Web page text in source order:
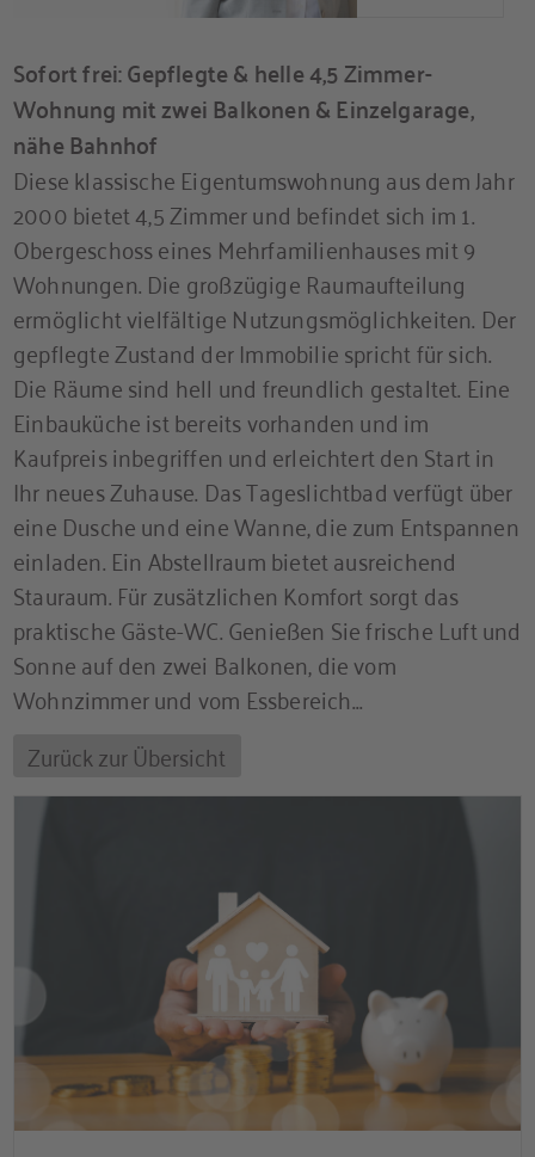
Sofort frei: Gepflegte & helle 4,5 Zimmer-
Wohnung mit zwei Balkonen & Einzelgarage,
nähe Bahnhof
Diese klassische Eigentumswohnung aus dem Jahr
2000 bietet 4,5 Zimmer und befindet sich im 1.
Obergeschoss eines Mehrfamilienhauses mit 9
Wohnungen. Die großzügige Raumaufteilung
ermöglicht vielfältige Nutzungsmöglichkeiten. Der
gepflegte Zustand der Immobilie spricht für sich.
Die Räume sind hell und freundlich gestaltet. Eine
Einbauküche ist bereits vorhanden und im
Kaufpreis inbegriffen und erleichtert den Start in
Ihr neues Zuhause. Das Tageslichtbad verfügt über
eine Dusche und eine Wanne, die zum Entspannen
einladen. Ein Abstellraum bietet ausreichend
Stauraum. Für zusätzlichen Komfort sorgt das
praktische Gäste-WC. Genießen Sie frische Luft und
Sonne auf den zwei Balkonen, die vom
Wohnzimmer und vom Essbereich...
Zurück zur Übersicht